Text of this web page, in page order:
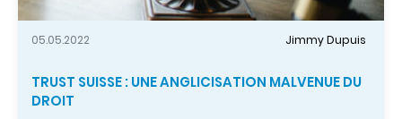
05.05.2022 Jimmy Dupuis
TRUST SUISSE : UNE ANGLICISATION MALVENUE DU
DROIT